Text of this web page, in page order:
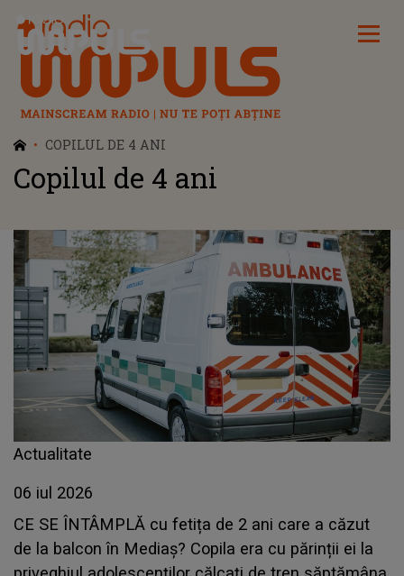
Radio Impuls
COPILUL DE 4 ANI
Copilul de 4 ani
Actualitate
06 iul 2026
CE SE ÎNTÂMPLĂ cu fetița de 2 ani care a căzut
de la balcon în Mediaș? Copila era cu părinții ei la